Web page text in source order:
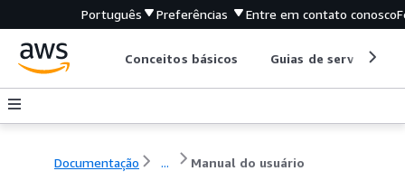
Português Preferências Entre em contato conosco
Conceitos básicos Guias de serviço
Documentação ... Manual do usuário